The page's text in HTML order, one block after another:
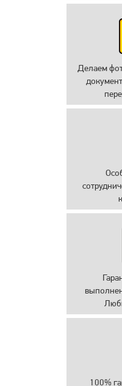
Делаем
100%